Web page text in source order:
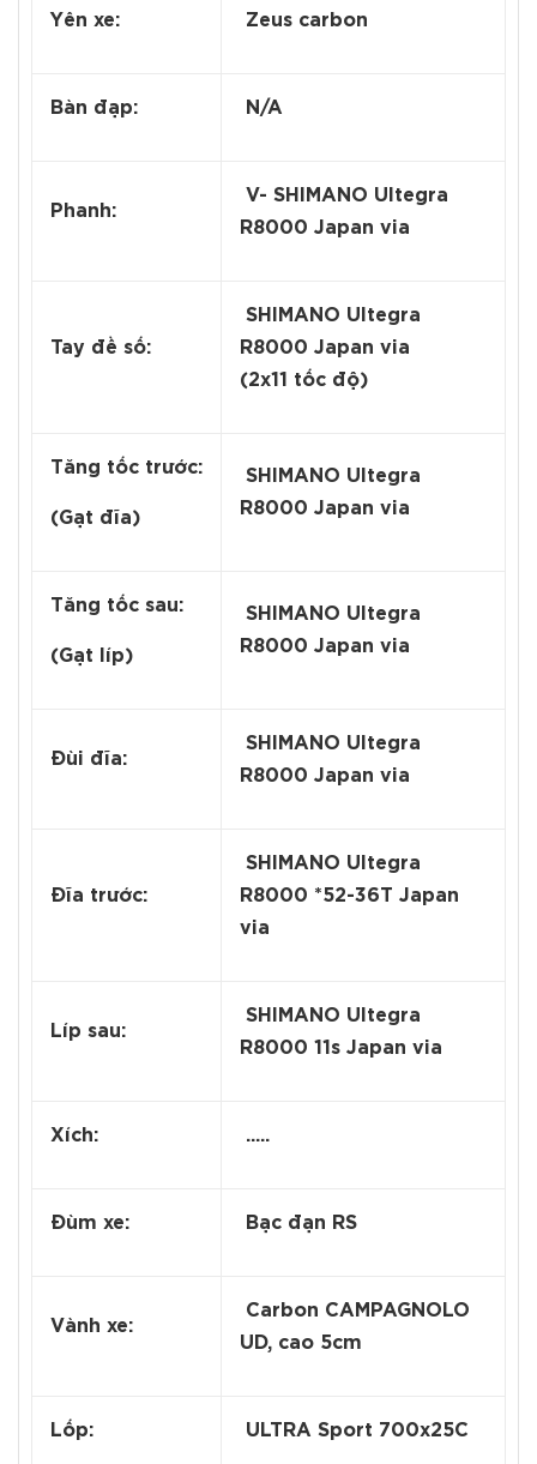
Yên xe: Zeus carbon
Bàn đạp: N/A
Phanh:
V- SHIMANO Ultegra
R8000 Japan via
Tay đề số:
SHIMANO Ultegra
R8000 Japan via
(2x11 tốc độ)
Tăng tốc trước:
(Gạt đĩa)
SHIMANO Ultegra
R8000 Japan via
Tăng tốc sau:
(Gạt líp)
SHIMANO Ultegra
R8000 Japan via
Đùi đĩa:
SHIMANO Ultegra
R8000 Japan via
Đĩa trước:
SHIMANO Ultegra
R8000 *52-36T Japan
via
Líp sau:
SHIMANO Ultegra
R8000 11s Japan via
Xích: .....
Đùm xe: Bạc đạn RS
Vành xe:
Carbon CAMPAGNOLO
UD, cao 5cm
Lốp: ULTRA Sport 700x25C